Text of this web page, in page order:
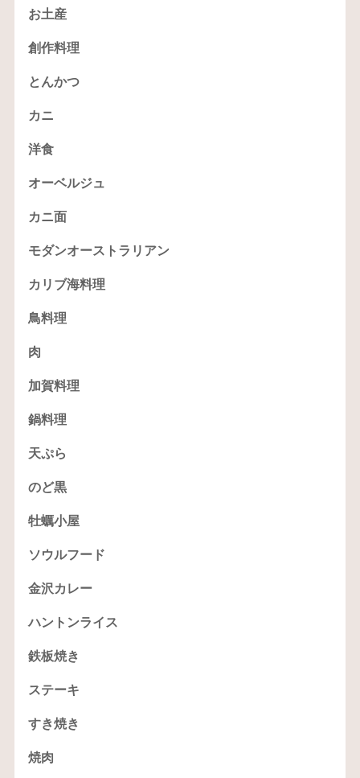
お土産
創作料理
とんかつ
カニ
洋食
オーベルジュ
カニ面
モダンオーストラリアン
カリブ海料理
鳥料理
肉
加賀料理
鍋料理
天ぷら
のど黒
牡蠣小屋
ソウルフード
金沢カレー
ハントンライス
鉄板焼き
ステーキ
すき焼き
焼肉